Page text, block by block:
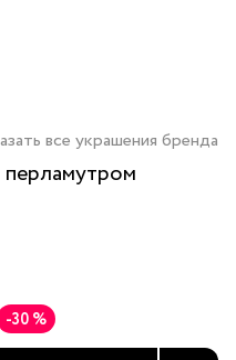
все украшения бренда
-30 %